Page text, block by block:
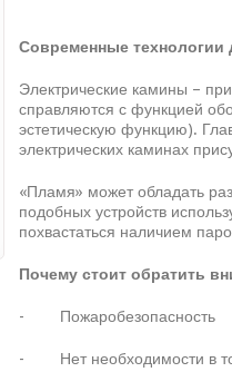
Современные
Электрические камины –
справляются с функцией
эстетическую функцию).
электрических каминах
«Пламя» может обладать
подобных устройств
похвастаться наличием
Почему стоит обратить
- Пожаробезопасность
- Нет необходимости в